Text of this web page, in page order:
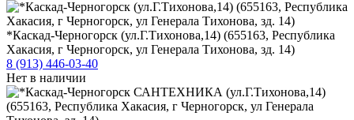
*Каскад-Черногорск (ул.Г.Тихонова,14) (655163, Республика
Хакасия, г Черногорск, ул Генерала Тихонова, зд. 14)
8 (913) 446-03-40
Нет в наличии